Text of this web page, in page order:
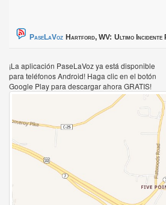
PaseLaVoz Hartford, WV: Ultimo Incidente
¡La aplicación PaseLaVoz ya está disponible
para teléfonos Android! Haga clic en el botón
Google Play para descargar ahora GRATIS!